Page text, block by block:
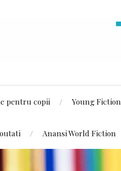
pentru copii Young Fiction
Anansi World Fiction